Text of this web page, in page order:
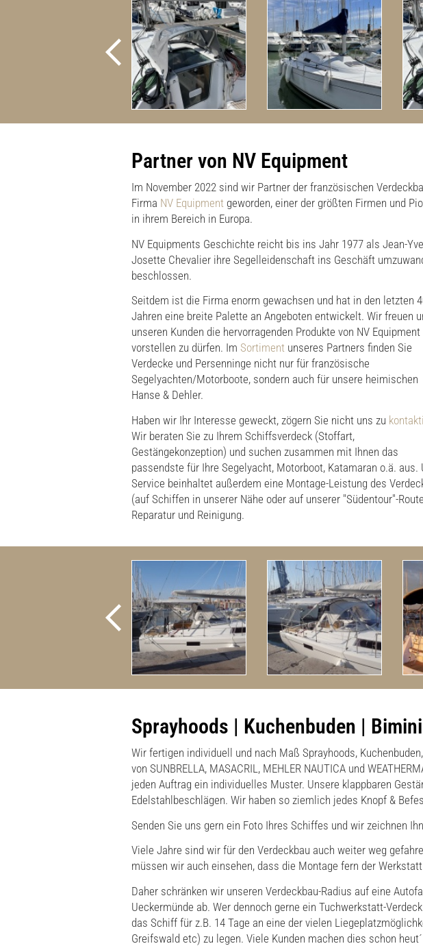
Partner von NV Equipment
Im November 2022 sind wir Partner der französischen
Firma NV Equipment geworden, einer der größten Firmen und
in ihrem Bereich in Europa.
NV Equipments Geschichte reicht bis ins Jahr 1977 als Jean-
Josette Chevalier ihre Segelleidenschaft ins Geschäft
beschlossen.
Seitdem ist die Firma enorm gewachsen und hat in den letzten
Jahren eine breite Palette an Angeboten entwickelt. Wir freuen
unseren Kunden die hervorragenden Produkte von NV Equipment
vorstellen zu dürfen. Im Sortiment unseres Partners finden Sie
Verdecke und Persenninge nicht nur für französische
Segelyachten/Motorboote, sondern auch für unsere heimischen
Hanse & Dehler.
Haben wir Ihr Interesse geweckt, zögern Sie nicht uns zu
Wir beraten Sie zu Ihrem Schiffsverdeck (Stoffart,
Gestängekonzeption) und suchen zusammen mit Ihnen das
passendste für Ihre Segelyacht, Motorboot, Katamaran o.ä. aus.
Service beinhaltet außerdem eine Montage-Leistung des
(auf Schiffen in unserer Nähe oder auf unserer "Südentour"-
Reparatur und Reinigung.
Sprayhoods | Kuchenbuden |
Wir fertigen individuell und nach Maß Sprayhoods,
von SUNBRELLA, MASACRIL, MEHLER NAUTICA und
jeden Auftrag ein individuelles Muster. Unsere klappbaren
Edelstahlbeschlägen. Wir haben so ziemlich jedes Knopf &
Senden Sie uns gern ein Foto Ihres Schiffes und wir zeichnen
Viele Jahre sind wir für den Verdeckbau auch weiter weg
müssen wir auch einsehen, dass die Montage fern der
Daher schränken wir unseren Verdeckbau-Radius auf eine
Ueckermünde ab. Wer dennoch gerne ein Tuchwerkstatt-
das Schiff für z.B. 14 Tage an eine der vielen
Greifswald etc) zu legen. Viele Kunden machen dies schon